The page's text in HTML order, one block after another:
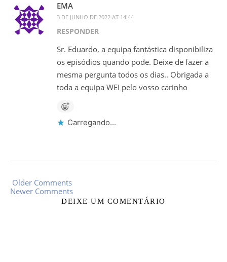
EMA
3 DE JUNHO DE 2022 AT 14:44
RESPONDER
Sr. Eduardo, a equipa fantástica disponibiliza
os episódios quando pode. Deixe de fazer a
mesma pergunta todos os dias.. Obrigada a
toda a equipa WEI pelo vosso carinho
Carregando...
Older Comments
Newer Comments
DEIXE UM COMENTÁRIO